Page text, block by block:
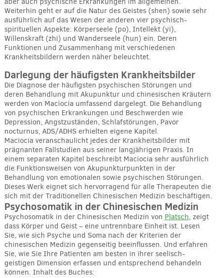
Weiterhin geht er auf die Natur des Geistes (shen) sowie sehr
ausführlich auf das Wesen der anderen vier psychisch-
spirituellen Aspekte: Körperseele (po), Intellekt (yi),
Willenskraft (zhi) und Wanderseele (hun) ein. Deren
Funktionen und Zusammenhang mit verschiedenen
Krankheitsbildern werden näher beleuchtet.
Darlegung der häufigsten Krankheitsbilder
Die Diagnose der häufigsten psychischen Störungen und
deren Behandlung mit Akupunktur und chinesischen Kräutern
werden von Maciocia umfassend dargelegt. Die Behandlung
von psychischen Erkrankungen und Beschwerden wie
Depression, Angstzuständen, Schlafstörungen, Pavor
nocturnus, ADS/ADHS erhielten eigene Kapitel.
Maciocia veranschaulicht jedes der Krankheitsbilder mit
prägnanten Fallstudien aus seiner langjährigen Praxis. In
einem separaten Kapitel beschreibt Maciocia sehr ausführlich
die Funktionsweisen von Akupunkturpunkten in der
Behandlung von emotionalen sowie psychischen Störungen.
Dieses Werk eignet sich hervorragend für alle Therapeuten die
sich mit der Traditionellen Chinesischen Medizin beschäftigen.
Psychosomatik in der Chinesischen Medizin
Psychosomatik in der Chinesischen Medizin von Platsch, zeigt
dass Körper und Geist – eine untrennbare Einheit ist. Lesen
Sie, wie sich Psyche und Soma nach der Kriterien der
chinesischen Medizin gegenseitig beeinflussen. Und erfahren
Sie, wie Sie Ihre Patienten am besten in ihrer seelisch-
geistigen Dimension erfassen und entsprechend behandeln
können. Inhalt des Buches: